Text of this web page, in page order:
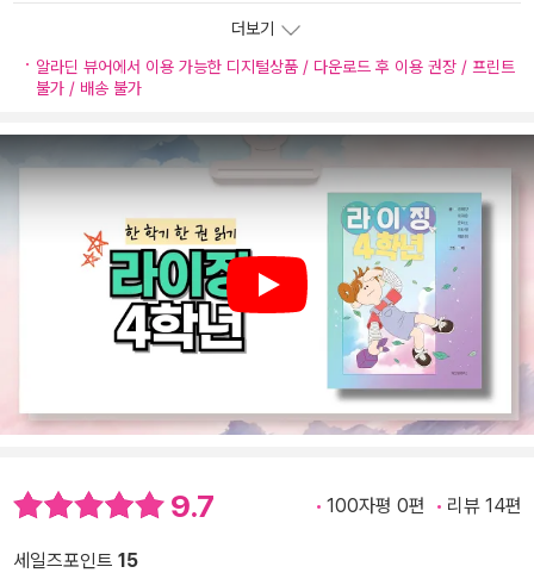
더보기
알라딘 뷰어에서 이용 가능한 디지털상품 / 다운로드 후 이용 권장 / 프린트
불가 / 배송 불가
Play
9.7 100자평 0편 리뷰 14편
세일즈포인트 15